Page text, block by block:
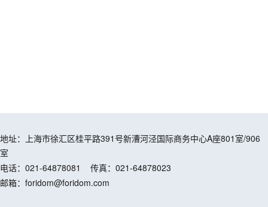
地址：上海市徐汇区桂平路391号新漕河泾国际商务中心A座801室/906
室
电话：021-64878081
传真：021-64878023
邮箱：foridom@foridom.com